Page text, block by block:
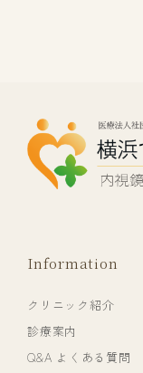
Information
クリニック紹介
診療案内
Q&A よくある質問